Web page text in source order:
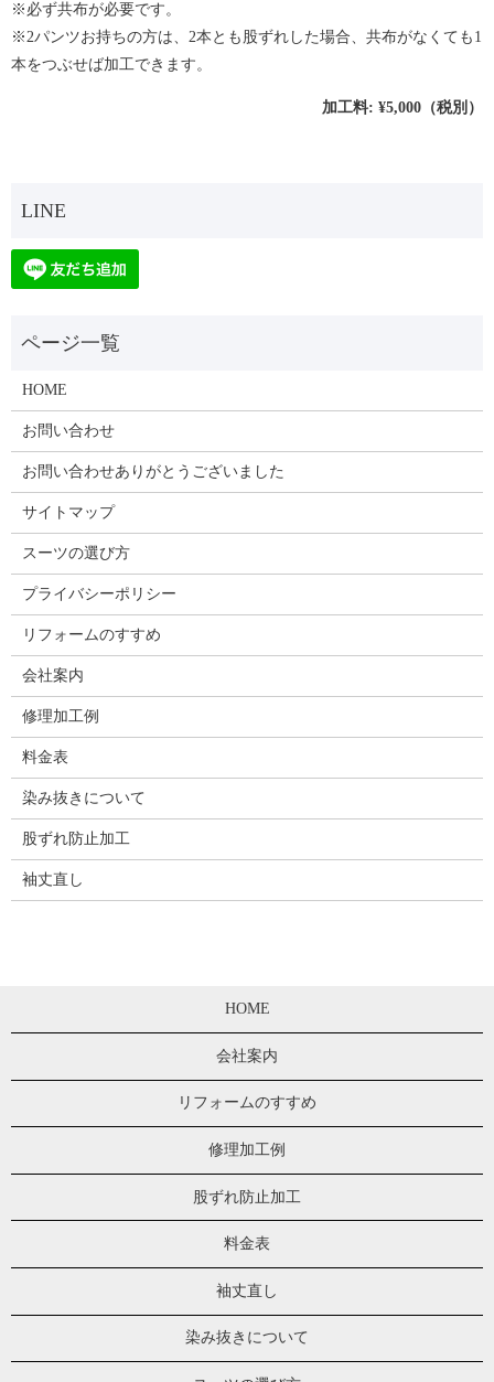
※必ず共布が必要です。
※2パンツお持ちの方は、2本とも股ずれした場合、共布がなくても1
本をつぶせば加工できます。
加工料: ¥5,000（税別）
HOME
お問い合わせ
お問い合わせありがとうございました
サイトマップ
スーツの選び方
プライバシーポリシー
リフォームのすすめ
会社案内
修理加工例
料金表
染み抜きについて
股ずれ防止加工
袖丈直し
HOME
会社案内
リフォームのすすめ
修理加工例
股ずれ防止加工
料金表
袖丈直し
染み抜きについて